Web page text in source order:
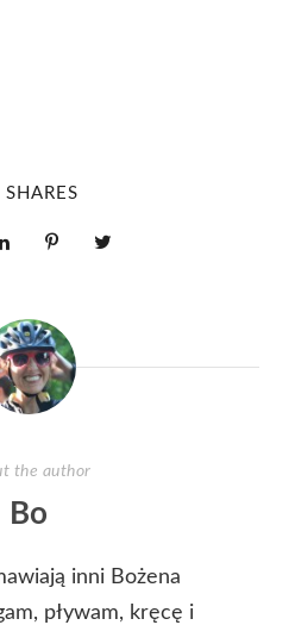
SHARES
the author
Bo
inni Bożena
pływam, kręcę i